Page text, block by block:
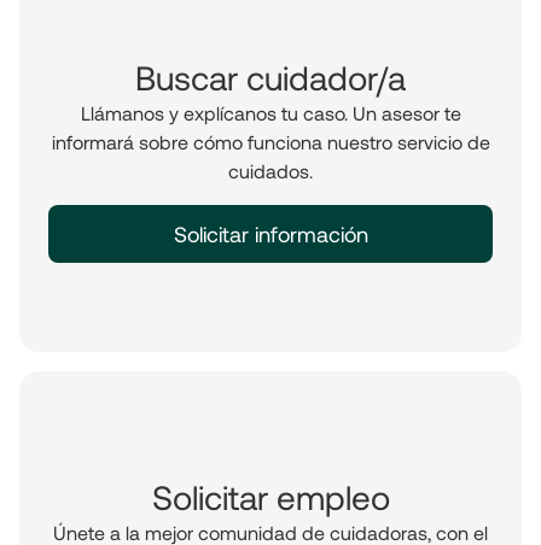
Buscar cuidador/a
Llámanos y explícanos tu caso. Un asesor te
informará sobre cómo funciona nuestro servicio de
cuidados.
Solicitar información
Solicitar empleo
Únete a la mejor comunidad de cuidadoras, con el